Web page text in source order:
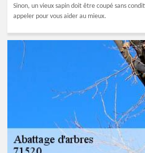
Sinon, un vieux sapin doit être coupé sans
appeler pour vous aider au mieux.